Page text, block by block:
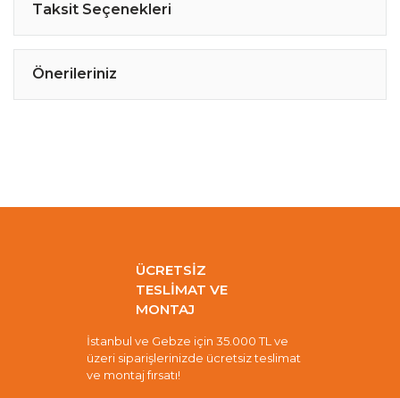
Taksit Seçenekleri
Önerileriniz
ÜCRETSİZ
TESLİMAT VE
MONTAJ
İstanbul ve Gebze için 35.000 TL ve
üzeri siparişlerinizde ücretsiz teslimat
ve montaj fırsatı!